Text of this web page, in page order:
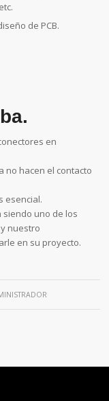
de PCB.
en
no hacen el contacto
esencial.
siendo uno de los
nuestro
en su proyecto.